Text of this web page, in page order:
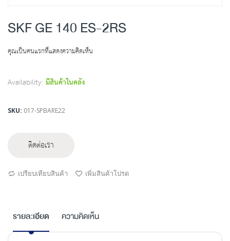
to
the
SKF GE 140 ES-2RS
คุณเป็นคนแรกที่แสดงความคิดเห็น
Availability: มีสินค้าในคลัง
SKU 017-SPBARE22
ติดต่อเรา
เปรียบเทียบสินค้า เพิ่มสินค้าโปรด
รายละเอียด ความคิดเห็น